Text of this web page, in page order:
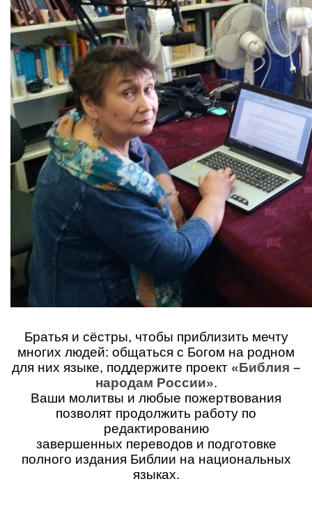
Братья и сёстры, чтобы приблизить мечту
многих людей: общаться с Богом на родном
для них языке, поддержите проект «Библия –
народам России».
Ваши молитвы и любые пожертвования
позволят продолжить работу по
редактированию
завершенных переводов и подготовке
полного издания Библии на национальных
языках.